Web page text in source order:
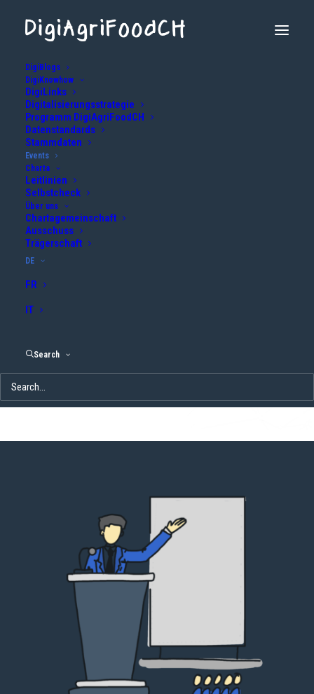
DigiBlogs
DigiKnowhow
DigiLinks
Digitalisierungsstrategie
Programm DigiAgriFoodCH
Datenstandards
Stammdaten
Events
Charta
Leitlinien
Selbstcheck
Über uns
Chartagemeinschaft
Ausschuss
Trägerschaft
DE
FR
IT
Search
Events
Hier finden Sie eine Übersicht unserer bevorstehenden Events und
Kurse rund um das Thema Digitalisierung im Agrar- und
Unsere nächsten Kurse &
Events
Nothing found.